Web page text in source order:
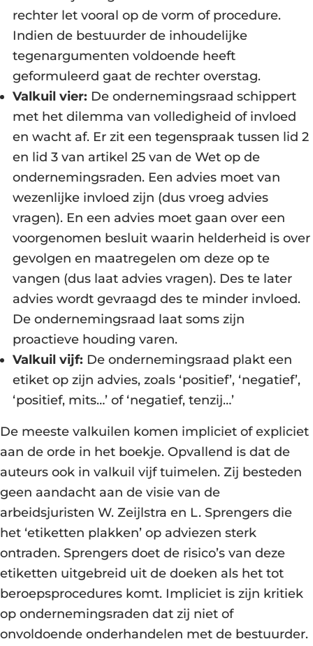
rechter let vooral op de vorm of procedure.
Indien de bestuurder de inhoudelijke
tegenargumenten voldoende heeft
geformuleerd gaat de rechter overstag.
Valkuil vier: De ondernemingsraad schippert
met het dilemma van volledigheid of invloed
en wacht af. Er zit een tegenspraak tussen lid 2
en lid 3 van artikel 25 van de Wet op de
ondernemingsraden. Een advies moet van
wezenlijke invloed zijn (dus vroeg advies
vragen). En een advies moet gaan over een
voorgenomen besluit waarin helderheid is over
gevolgen en maatregelen om deze op te
vangen (dus laat advies vragen). Des te later
advies wordt gevraagd des te minder invloed.
De ondernemingsraad laat soms zijn
proactieve houding varen.
Valkuil vijf: De ondernemingsraad plakt een
etiket op zijn advies, zoals ‘positief’, ‘negatief’,
‘positief, mits…’ of ‘negatief, tenzij…’
De meeste valkuilen komen impliciet of expliciet
aan de orde in het boekje. Opvallend is dat de
auteurs ook in valkuil vijf tuimelen. Zij besteden
geen aandacht aan de visie van de
arbeidsjuristen W. Zeijlstra en L. Sprengers die
het ‘etiketten plakken’ op adviezen sterk
ontraden. Sprengers doet de risico’s van deze
etiketten uitgebreid uit de doeken als het tot
beroepsprocedures komt. Impliciet is zijn kritiek
op ondernemingsraden dat zij niet of
onvoldoende onderhandelen met de bestuurder.